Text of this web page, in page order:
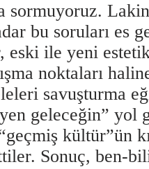
sormuyoruz.
bu soruları es
eski ile yeni
noktaları
savuşturma
geleceğin”
kültür”ün
Sonuç, ben-